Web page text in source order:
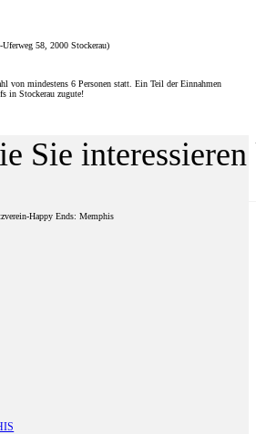
58, 2000 Stockerau)
von mindestens 6 Personen statt. Ein Teil der Einnahmen
in Stockerau zugute!
Sie